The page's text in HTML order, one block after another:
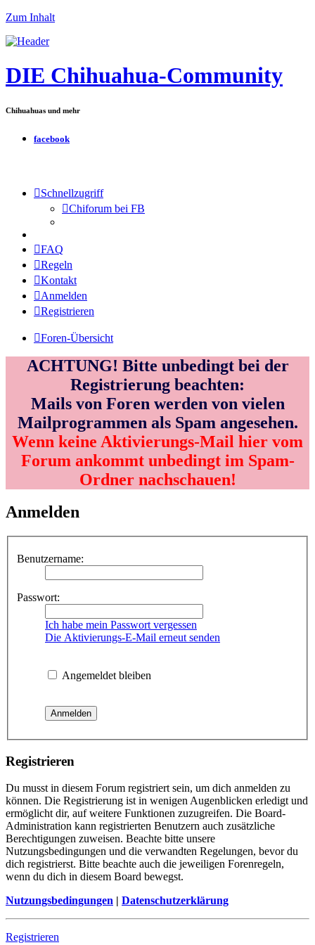
Zum Inhalt
DIE Chihuahua-Community
Chihuahuas und mehr
facebook
Schnellzugriff
Chiforum bei FB
FAQ
Regeln
Kontakt
Anmelden
Registrieren
Foren-Übersicht
ACHTUNG! Bitte unbedingt bei der
Registrierung beachten:
Mails von Foren werden von vielen
Mailprogrammen als Spam angesehen.
Wenn keine Aktivierungs-Mail hier vom
Forum ankommt unbedingt im Spam-
Ordner nachschauen!
Anmelden
Benutzername:
Passwort:
Ich habe mein Passwort vergessen
Die Aktivierungs-E-Mail erneut senden
Angemeldet bleiben
Registrieren
Du musst in diesem Forum registriert sein, um dich anmelden zu
können. Die Registrierung ist in wenigen Augenblicken erledigt und
ermöglicht dir, auf weitere Funktionen zuzugreifen. Die Board-
Administration kann registrierten Benutzern auch zusätzliche
Berechtigungen zuweisen. Beachte bitte unsere
Nutzungsbedingungen und die verwandten Regelungen, bevor du
dich registrierst. Bitte beachte auch die jeweiligen Forenregeln,
wenn du dich in diesem Board bewegst.
Nutzungsbedingungen | Datenschutzerklärung
Registrieren